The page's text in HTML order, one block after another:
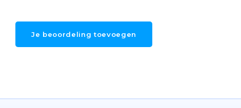
Je beoordeling toevoegen